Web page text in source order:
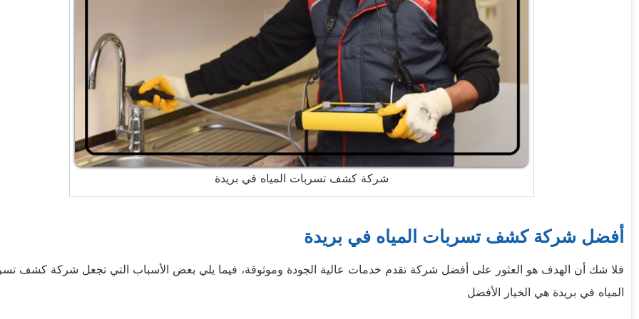
شركة كشف تسربات المياه في بريدة
أفضل شركة كشف تسربات المياه في بريدة
فلا شك أن الهدف هو العثور على أفضل شركة تقدم خدمات عالية الجودة وموثوقة، فيما يلي بعض الأسباب التي تجعل شركة كشف
المياه في بريدة هي الخيار الأفضل